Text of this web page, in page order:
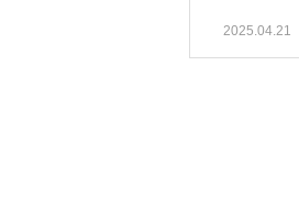
2025.04.21